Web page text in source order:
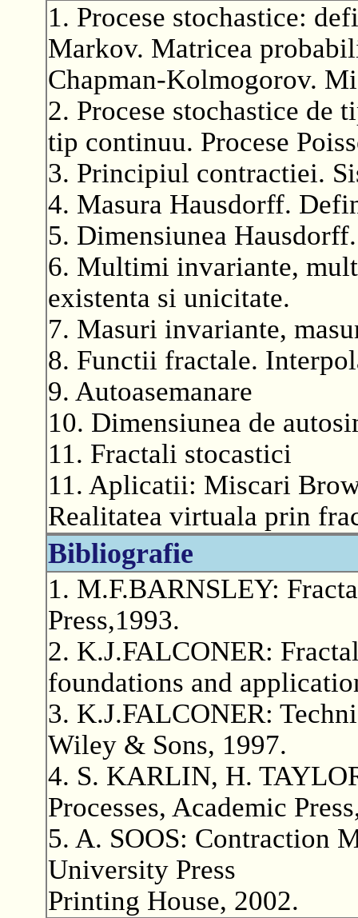
1. Procese stochastice:
Markov. Matricea
Chapman-Kolmogorov.
2. Procese stochastice de
tip continuu. Procese
3. Principiul contractiei.
4. Masura Hausdorff.
5. Dimensiunea
6. Multimi invariante,
existenta si unicitate.
7. Masuri invariante,
8. Functii fractale.
9. Autoasemanare
10. Dimensiunea de
11. Fractali stocastici
11. Aplicatii: Miscari
Realitatea virtuala prin
Bibliografie
1. M.F.BARNSLEY:
Press,1993.
2. K.J.FALCONER:
foundations and
3. K.J.FALCONER:
Wiley & Sons, 1997.
4. S. KARLIN, H.
Processes, Academic
5. A. SOOS: Contraction
University Press
Printing House, 2002.